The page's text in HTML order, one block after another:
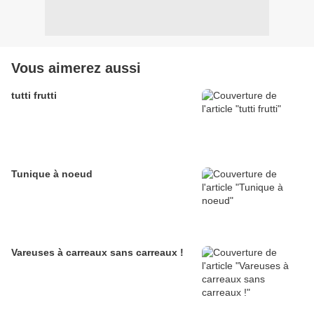
Vous aimerez aussi
tutti frutti
Tunique à noeud
Vareuses à carreaux sans carreaux !